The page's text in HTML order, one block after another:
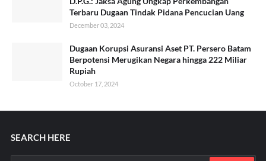
Terbaru Dugaan Tindak Pidana Pencucian Uang
December 03, 2024
Dugaan Korupsi Asuransi Aset PT. Persero Batam
Berpotensi Merugikan Negara hingga 222 Miliar
Rupiah
October 17, 2024
SEARCH HERE